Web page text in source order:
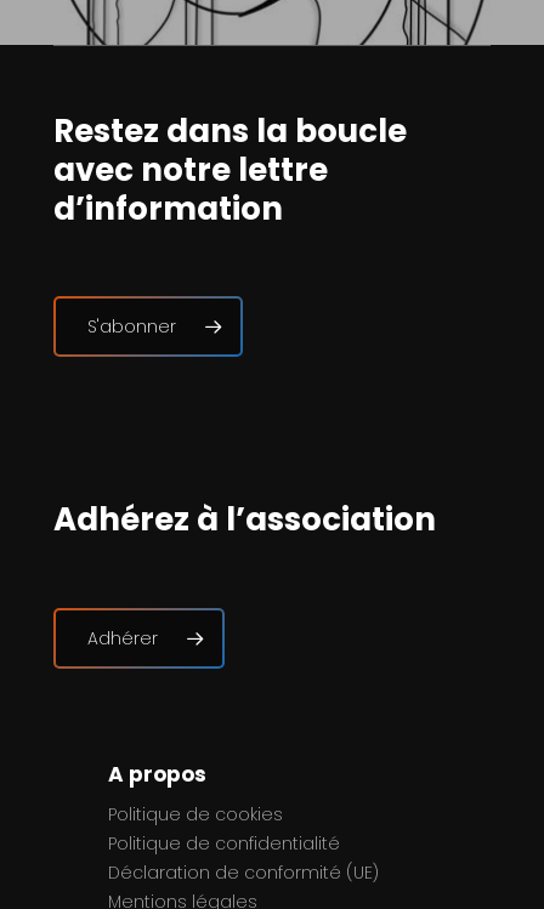
Restez dans la boucle
avec notre lettre
d’information
S'abonner
Adhérez à l’association
Adhérer
A propos
Politique de cookies
Politique de confidentialité
Déclaration de conformité (UE)
Mentions légales